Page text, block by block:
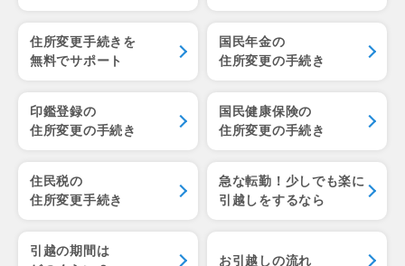
住所変更手続きを
無料でサポート
国民年金の
住所変更の手続き
印鑑登録の
住所変更の手続き
国民健康保険の
住所変更の手続き
住民税の
住所変更手続き
急な転勤！少しでも楽に
引越しをするなら
引越の期間は
お引越しの流れ